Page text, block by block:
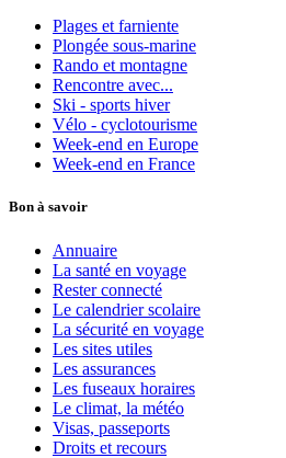
Plages et farniente
Plongée sous-marine
Rando et montagne
Rencontre avec...
Ski - sports hiver
Vélo - cyclotourisme
Week-end en Europe
Week-end en France
Bon à savoir
Annuaire
La santé en voyage
Rester connecté
Le calendrier scolaire
La sécurité en voyage
Les sites utiles
Les assurances
Les fuseaux horaires
Le climat, la météo
Visas, passeports
Droits et recours